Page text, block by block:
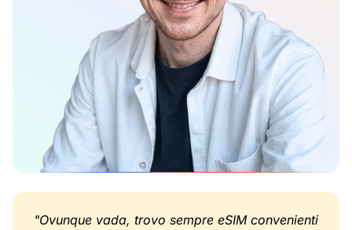
"Ovunque vada, trovo sempre eSIM convenienti